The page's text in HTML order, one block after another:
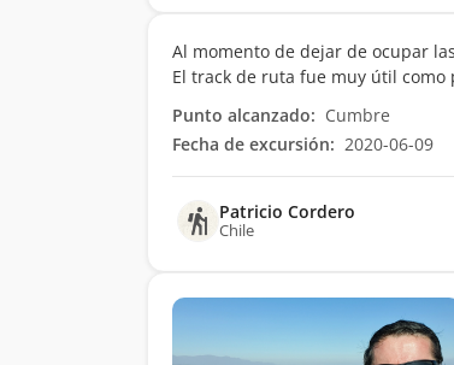
Al momento de dejar de ocupar
El track de ruta fue muy útil
Punto alcanzado: Cumbre
Fecha de excursión: 2020-06-09
Patricio Cordero
Chile